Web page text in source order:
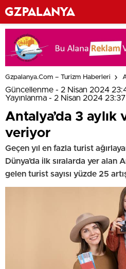
Gzpalanya.com – Turizm Haberleri
Güncellenme - 2 Nisan 2024
Yayınlanma - 2 Nisan 2024 23:37
Antalya’da 3 aylık
veriyor
Geçen yıl en fazla turist
Dünya’da ilk sıralarda yer alan
gelen turist sayısı yüzde 25